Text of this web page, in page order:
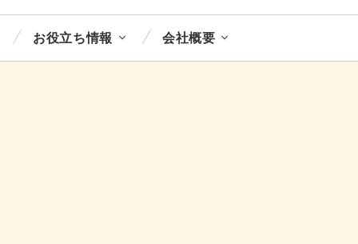
お役立ち情報 会社概要